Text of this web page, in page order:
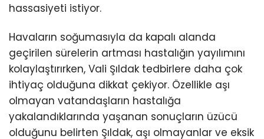
hassasiyeti istiyor.
Havaların soğumasıyla da kapalı alanda
geçirilen sürelerin artması hastalığın yayılımını
kolaylaştırırken, Vali Şıldak tedbirlere daha çok
ihtiyaç olduğuna dikkat çekiyor. Özellikle aşı
olmayan vatandaşların hastalığa
yakalandıklarında yaşanan sonuçların üzücü
olduğunu belirten Şıldak, aşı olmayanlar ve eksik